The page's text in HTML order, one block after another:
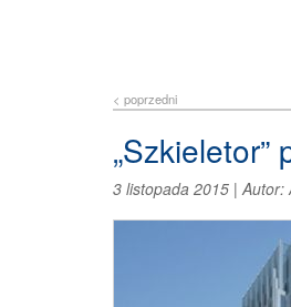
< poprzedni
3 listopada 2015 |Autor: